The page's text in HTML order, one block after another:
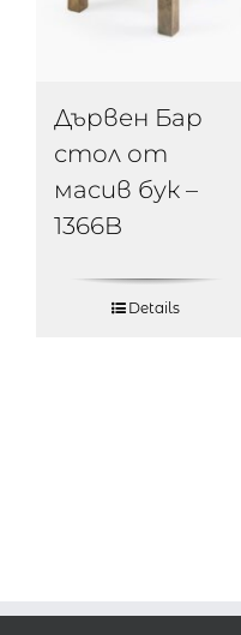
Дървен Бар
стол от
масив бук –
1366B
Details